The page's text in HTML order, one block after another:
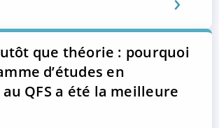
que théorie : pourquoi
d’études en
QFS a été la meilleure